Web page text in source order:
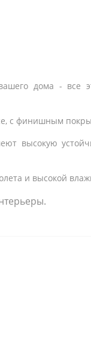
дома - все
с финишным
высокую
и высокой